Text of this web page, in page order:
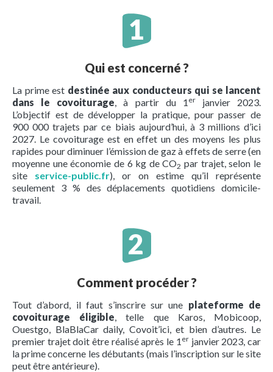
Qui est concerné ?
La prime est destinée aux conducteurs qui se lancent
dans le covoiturage , à partir du 1 erjanvier 2023.
L’objectif est de développer la pratique, pour passer de
900 000 trajets par ce biais aujourd’hui, à 3 millions d’ici
2027. Le covoiturage est en effet un des moyens les plus
rapides pour diminuer l’émission de gaz à effets de serre (en
moyenne une économie de 6 kg de CO2 par trajet, selon le
site service-public.fr), or on estime qu’il représente
seulement 3 % des déplacements quotidiens domicile-
travail.
Comment procéder ?
Tout d’abord, il faut s’inscrire sur une plateforme de
covoiturage éligible , telle que Karos, Mobicoop,
Ouestgo, BlaBlaCar daily, Covoit’ici, et bien d’autres. Le
premier trajet doit être réalisé après le 1 erjanvier 2023, car
la prime concerne les débutants (mais l’inscription sur le site
peut être antérieure).